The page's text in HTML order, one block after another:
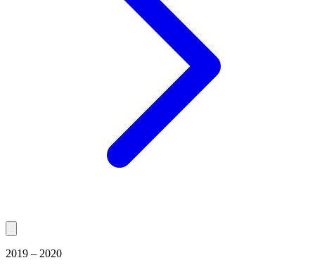
2019 – 2020